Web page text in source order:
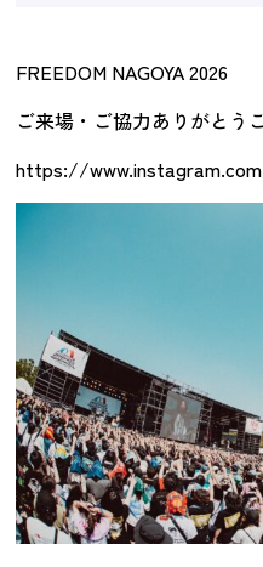
FREEDOM NAGOYA 2026
ご来場・ご協力ありがとう
https://